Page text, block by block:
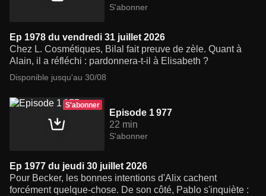
S'abonner
Ep 1978 du vendredi 31 juillet 2026
Chez L. Cosmétiques, Bilal fait preuve de zèle. Quant à
Alain, il a réfléchi : pardonnera-t-il à Elisabeth ?
Disponible jusqu'au 30/08
S'abonner
Episode 1 977
22 min
S'abonner
Ep 1977 du jeudi 30 juillet 2026
Pour Becker, les bonnes intentions d'Alix cachent
forcément quelque-chose. De son côté, Pablo s'inquiète :